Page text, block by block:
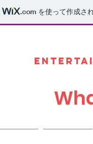
.comを使って作成さ